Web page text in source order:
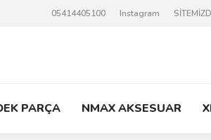
05414405100 Instagram
PARÇA NMAX AKSESUAR